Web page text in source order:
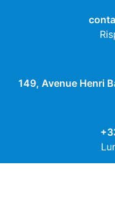
149, Avenue Henri